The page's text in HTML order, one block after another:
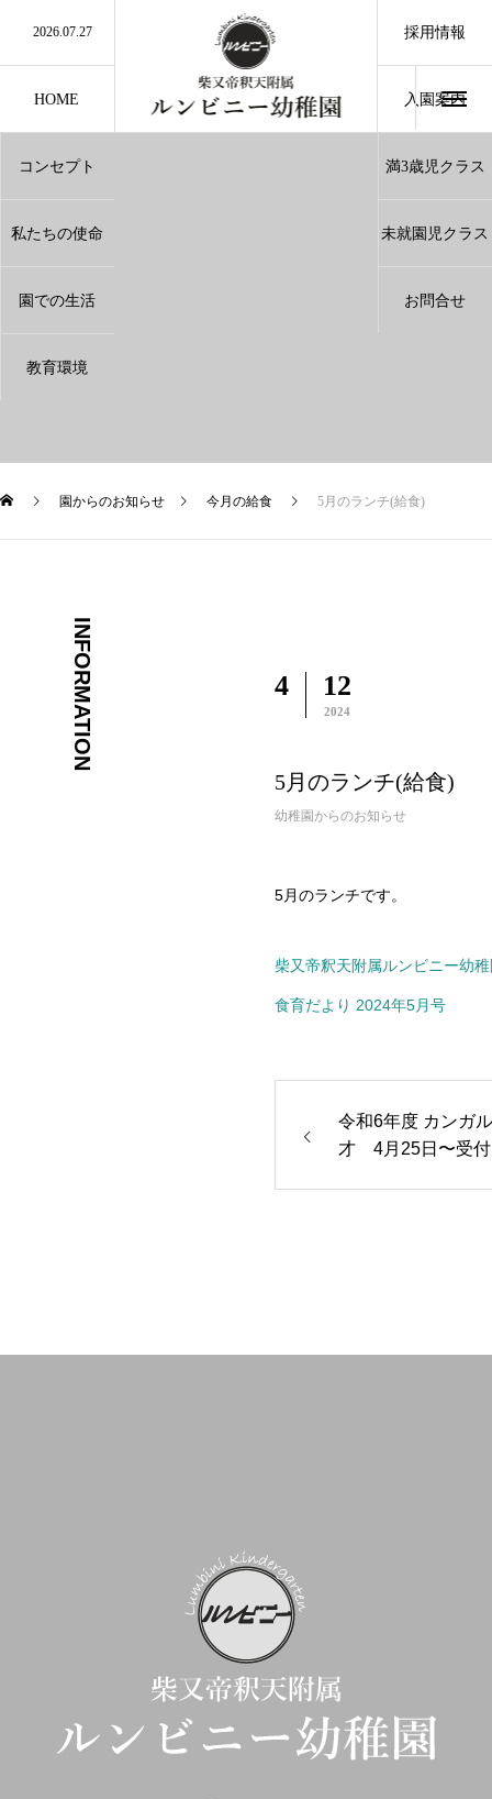
HOME
コンセプト
私たちの使命
園での生活
教育環境
入園案内
満3歳児クラス
未就園児クラス
お問合せ
2026.07.27 夏休み中のお問い合わせに関しまして
誰でも通園制度利用について
2026.07.10 9月のランチ（給食）
8月のランチ（給食）
2026.07.3 小学3.4.5年生のみなさんへ
採用情報
園からのお知らせ 今月の給食 5月のランチ(給食)
INFORMATION 4 12
2024
5月のランチ(給食)
幼稚園からのお知らせ
5月のランチです。
柴又帝釈天附属ルンビニー幼
食育だより 2024年5月号
令和6年度 カンガ
才 4月25日〜受付